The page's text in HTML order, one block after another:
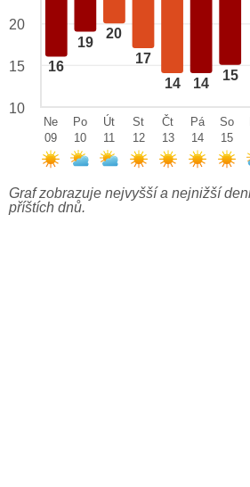
16
19
20
17
14 14
15
20
15
10
Ne
09
Po
10
Út
11
St
12
Čt
13
Pá
14
So
15
Graf zobrazuje nejvyšší a nejnižší
příštích dnů.